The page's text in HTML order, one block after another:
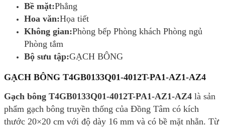
Bề mặt:Phẳng
Hoa văn:Họa tiết
Không gian:Phòng bếp Phòng khách Phòng ngủ
Phòng tắm
Bộ sưu tập:GẠCH BÔNG
GẠCH BÔNG T4GB0133Q01-4012T-PA1-AZ1-AZ4
Gạch bông T4GB0133Q01-4012T-PA1-AZ1-AZ4 là sản
phẩm gạch bông truyền thống của Đồng Tâm có kích
thước 20×20 cm với độ dày 16 mm và có bề mặt nhẵn. Từ